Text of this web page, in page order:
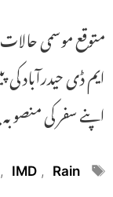
متوقع موسمی
ایم ڈی حیدرآباد
اپنے سفر کی
Tags
, IMD , Rain